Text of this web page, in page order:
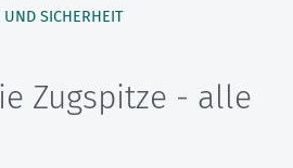
SICHERHEIT
Zugspitze - alle